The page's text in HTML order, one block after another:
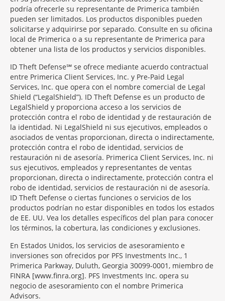
podría ofrecerle su representante de Primerica también
pueden ser limitados. Los productos disponibles pueden
solicitarse y adquirirse por separado. Consulte en su oficina
local de Primerica o a su representante de Primerica para
obtener una lista de los productos y servicios disponibles.
ID Theft Defense℠ se ofrece mediante acuerdo contractual
entre Primerica Client Services, Inc. y Pre-Paid Legal
Services, Inc. que opera con el nombre comercial de Legal
Shield (“LegalShield”). ID Theft Defense es un producto de
LegalShield y proporciona acceso a los servicios de
protección contra el robo de identidad y de restauración de
la identidad. Ni LegalShield ni sus ejecutivos, empleados o
asociados de ventas proporcionan, directa o indirectamente,
protección contra el robo de identidad, servicios de
restauración ni de asesoría. Primerica Client Services, Inc. ni
sus ejecutivos, empleados y representantes de ventas
proporcionan, directa o indirectamente, protección contra el
robo de identidad, servicios de restauración ni de asesoría.
ID Theft Defense o ciertas funciones o servicios de los
productos podrían no estar disponibles en todos los estados
de EE. UU. Vea los detalles específicos del plan para conocer
los términos, la cobertura, las condiciones y exclusiones.
En Estados Unidos, los servicios de asesoramiento e
inversiones son ofrecidos por PFS Investments Inc., 1
Primerica Parkway, Duluth, Georgia 30099-0001, miembro de
FINRA [www.finra.org]. PFS Investments Inc. opera su
negocio de asesoramiento con el nombre Primerica
Advisors.